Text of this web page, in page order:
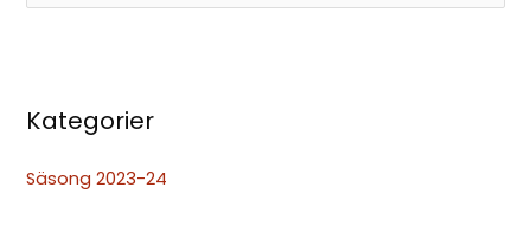
ö
f
e
Kategorier
Säsong 2023-24